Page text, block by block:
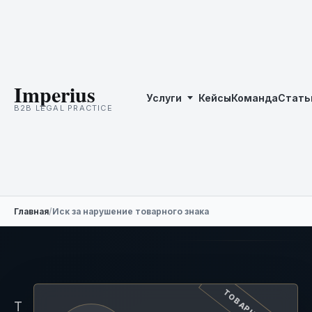
Imperius
B2B LEGAL PRACTICE
Услуги КейсыКоманда
Главная/Иск за нарушение товарного знака
Т